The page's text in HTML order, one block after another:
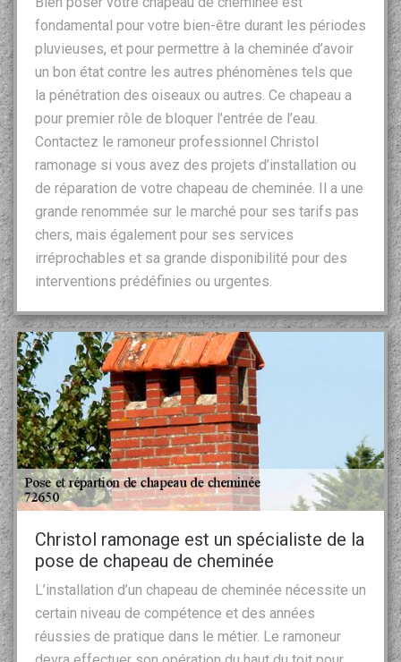
fondamental pour votre bien-être durant les périodes
pluvieuses, et pour permettre à la cheminée d’avoir
un bon état contre les autres phénomènes tels que
la pénétration des oiseaux ou autres. Ce chapeau a
pour premier rôle de bloquer l’entrée de l’eau.
Contactez le ramoneur professionnel Christol
ramonage si vous avez des projets d’installation ou
de réparation de votre chapeau de cheminée. Il a une
grande renommée sur le marché pour ses tarifs pas
chers, mais également pour ses services
irréprochables et sa grande disponibilité pour des
interventions prédéfinies ou urgentes.
Christol ramonage est un spécialiste de la
pose de chapeau de cheminée
L’installation d’un chapeau de cheminée nécessite un
certain niveau de compétence et des années
réussies de pratique dans le métier. Le ramoneur